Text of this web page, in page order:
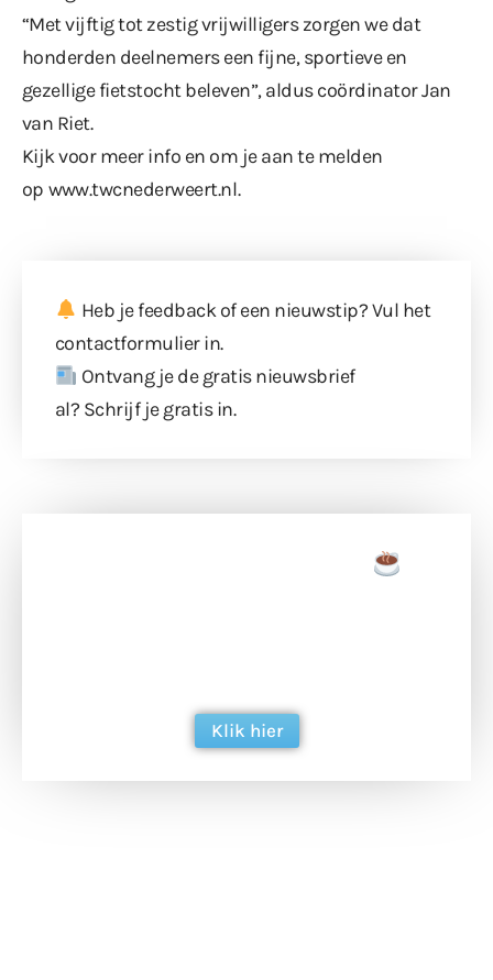
“Met vijftig tot zestig vrijwilligers zorgen we dat
honderden deelnemers een fijne, sportieve en
gezellige fietstocht beleven”, aldus coördinator Jan
van Riet.
Kijk voor meer info en om je aan te melden
op www.twcnederweert.nl.
Heb je feedback of een nieuwstip? Vul het
contactformulierin.
Ontvang je de gratis nieuwsbrief
al? Schrijf je gratis in.
Klik hier